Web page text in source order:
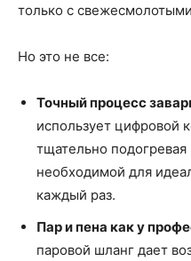
только с
Но это не все:
Точный процесс
использует цифровой
тщательно
необходимой для
каждый раз.
Пар и пена как у
паровой шланг дает